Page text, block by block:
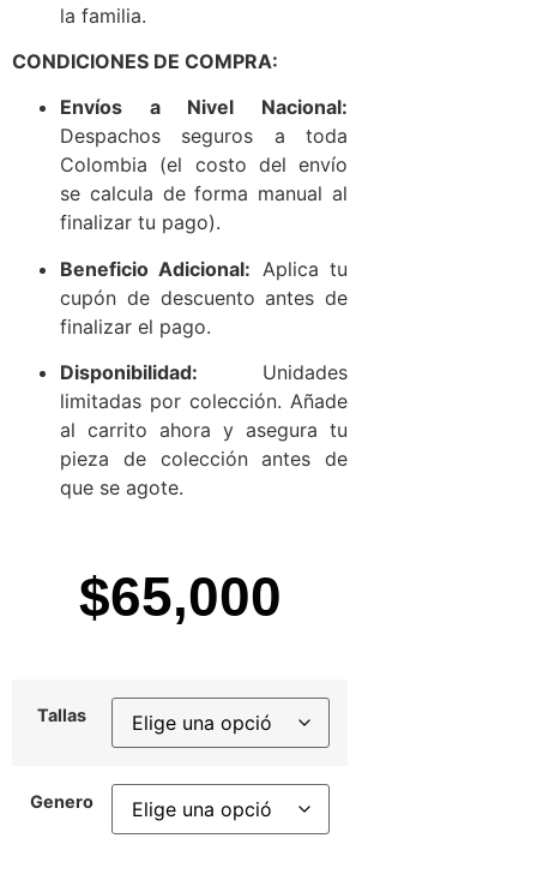
la familia.
CONDICIONES DE COMPRA:
Envíos a Nivel Nacional:
Despachos seguros a toda
Colombia (el costo del envío
se calcula de forma manual al
finalizar tu pago).
Beneficio Adicional: Aplica tu
cupón de descuento antes de
finalizar el pago.
Disponibilidad: Unidades
limitadas por colección. Añade
al carrito ahora y asegura tu
pieza de colección antes de
que se agote.
$65,000
Tallas
Genero